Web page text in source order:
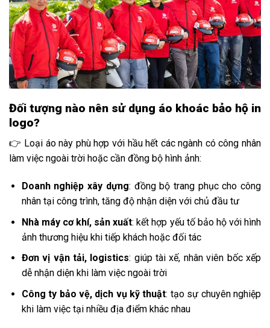
Đối tượng nào nên sử dụng áo khoác bảo hộ in
logo?
👉 Loại áo này phù hợp với hầu hết các ngành có công nhân
làm việc ngoài trời hoặc cần đồng bộ hình ảnh:
Doanh nghiệp xây dựng: đồng bộ trang phục cho công
nhân tại công trình, tăng độ nhận diện với chủ đầu tư
Nhà máy cơ khí, sản xuất: kết hợp yếu tố bảo hộ với hình
ảnh thương hiệu khi tiếp khách hoặc đối tác
Đơn vị vận tải, logistics: giúp tài xế, nhân viên bốc xếp
dễ nhận diện khi làm việc ngoài trời
Công ty bảo vệ, dịch vụ kỹ thuật: tạo sự chuyên nghiệp
khi làm việc tại nhiều địa điểm khác nhau